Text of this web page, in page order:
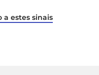
estes sinais